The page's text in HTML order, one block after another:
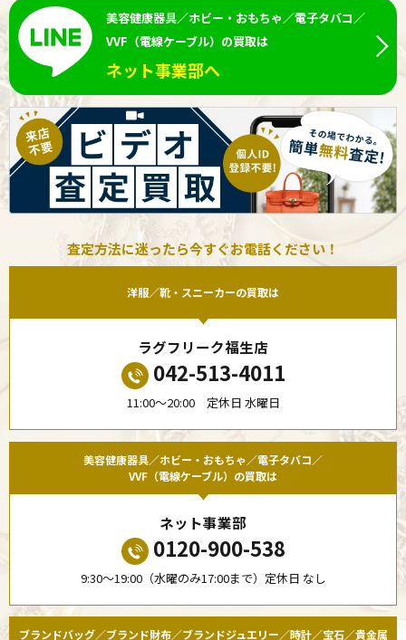
美容健康器具／ホビー・おもちゃ／電子タバコ／
VVF（電線ケーブル）の買取は
ネット事業部へ
査定方法に迷ったら今すぐお電話ください！
洋服／靴・スニーカーの買取は
ラグフリーク福生店
042-513-4011
11:00〜20:00 定休日 水曜日
美容健康器具／ホビー・おもちゃ／電子タバコ／
VVF（電線ケーブル）の買取は
ネット事業部
0120-900-538
9:30〜19:00（水曜のみ17:00まで）定休日 なし
ブランドバッグ／ブランド財布／ブランドジュエリー／時計／宝石／貴金属